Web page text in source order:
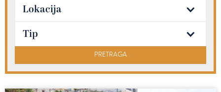
Lokacija
Tip
PRETRAGA